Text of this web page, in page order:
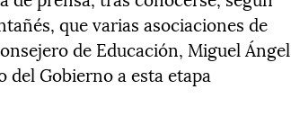
que varias asociaciones de
de Educación, Miguel Ángel
del Gobierno a esta etapa